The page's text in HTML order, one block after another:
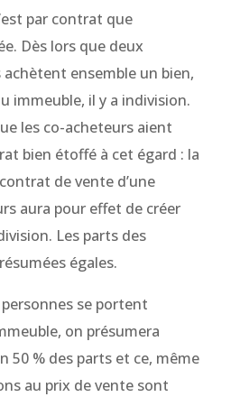
par contrat que
Dès lors que deux
ensemble un bien,
immeuble, il y a indivision.
les co-acheteurs aient
bien étoffé à cet égard : la
de vente d’une
aura pour effet de créer
Les parts des
égales.
se portent
on présumera
50 % des parts et ce, même
au prix de vente sont